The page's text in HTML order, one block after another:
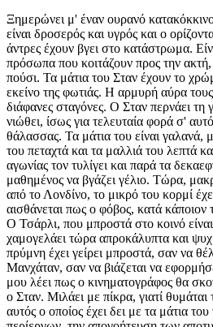
Ξημερώνει μ' έναν ουρανό
είναι δροσερός και υγρός και ο
άντρες έχουν βγει στο κατάστρωμα.
πρόσωπα που κοιτάζουν προς την
πούσι. Τα μάτια του Σταν έχουν το
εκείνο της φωτιάς. Η αρμυρή αύρα
διάφανες σταγόνες. Ο Σταν περνάει τη
νιώθει, ίσως για τελευταία φορά σ'
θάλασσας. Τα μάτια του είναι γαλανά,
του πεταχτά και τα μαλλιά του λεπτά
αγωνίας τον τυλίγει και παρά τα
μαθημένος να βγάζει γέλιο. Τώρα,
από το Λονδίνο, το μικρό του κορμί
αισθάνεται πως ο φόβος, κατά κάποιον
Ο Τσάρλι, που μπροστά στο κοινό
χαμογελάει τώρα απροκάλυπτα και
πρύμνη έχει γείρει μπροστά, σαν να
Μανχάταν, σαν να βιάζεται να
μου λέει πως ο κινηματογράφος θα
ο Σταν. Μιλάει με πίκρα, γιατί θυμάται
αυτός ο οποίος έχει δει με τα μάτια